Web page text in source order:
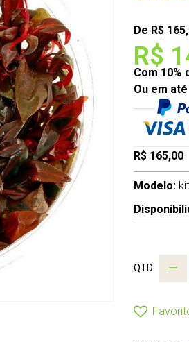
De R$
R$
Com 10%
Ou em
R$ 165,00
Modelo:
QTD